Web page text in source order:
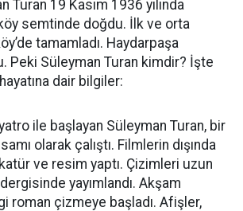
Turan 19 Kasım 1936 yılında
semtinde doğdu. İlk ve orta
tamamladı. Haydarpaşa
Peki Süleyman Turan kimdir? İşte
dair bilgiler:
ile başlayan Süleyman Turan, bir
olarak çalıştı. Filmlerin dışında
ve resim yaptı. Çizimleri uzun
yayımlandı. Akşam
roman çizmeye başladı. Afişler,